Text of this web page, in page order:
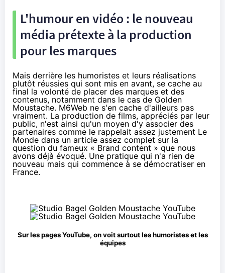
L'humour en vidéo : le nouveau
média prétexte à la production
pour les marques
Mais derrière les humoristes et leurs réalisations
plutôt réussies qui sont mis en avant, se cache au
final la volonté de placer des marques et des
contenus, notamment dans le cas de Golden
Moustache. M6Web ne s'en cache d'ailleurs pas
vraiment. La production de films, appréciés par leur
public, n'est ainsi qu'un moyen d'y associer des
partenaires comme le rappelait assez justement Le
Monde dans un article assez complet sur la
question du fameux « Brand content » que nous
avons déjà évoqué. Une pratique qui n'a rien de
nouveau mais qui commence à se démocratiser en
France.
Sur les pages YouTube, on voit surtout les humoristes et les
équipes